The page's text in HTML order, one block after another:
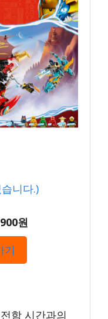
니다.)
원
기
함 시간과의